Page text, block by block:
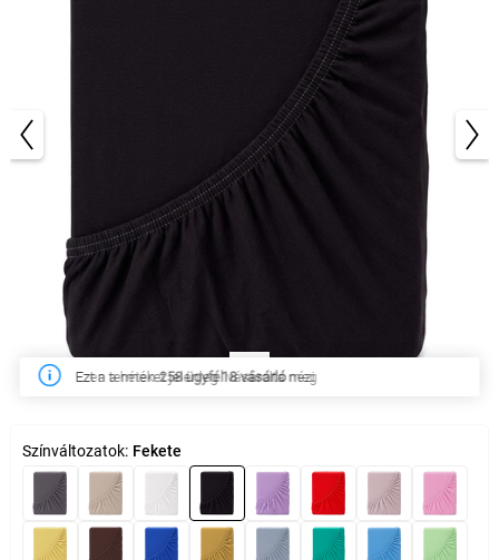
Ezen a héten258 ügyfélvásárolta meg
Színváltozatok: Fekete